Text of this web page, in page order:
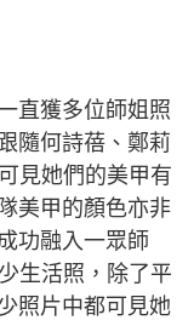
直獲多位師姐照
隨何詩蓓、鄭莉
見她們的美甲有
美甲的顏色亦非
功融入一眾師
生活照，除了平
照片中都可見她